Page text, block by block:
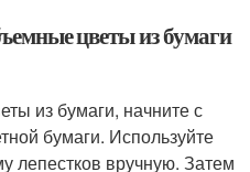
цветы из бумаги
из бумаги, начните с
бумаги. Используйте
лепестков вручную. Затем